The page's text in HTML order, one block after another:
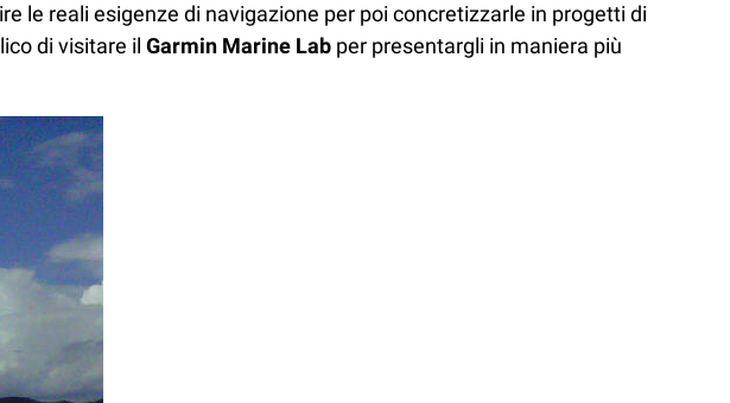
le reali esigenze di navigazione per poi concretizzarle in progetti di
di visitare il Garmin Marine Lab per presentargli in maniera più